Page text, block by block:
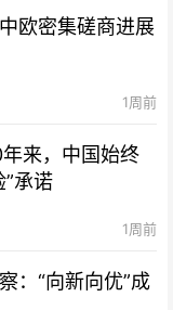
欧密集磋商进展
1周前
来，中国始终
”承诺
1周前
：“向新向优”成